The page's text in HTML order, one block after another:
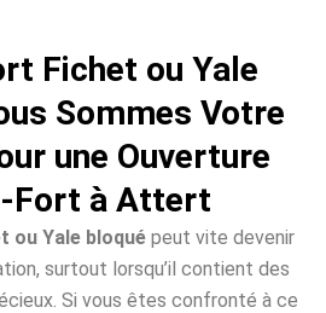
Fichet ou Yale
Sommes Votre
une Ouverture
Fort à Attert
Yale bloquépeut vite devenir
surtout lorsqu’il contient des
Si vous êtes confronté à ce